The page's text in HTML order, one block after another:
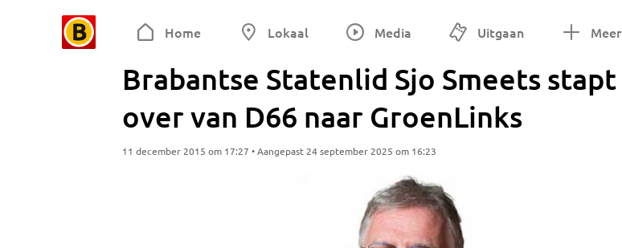
Home Lokaal Media Uitgaan Meer
Brabantse Statenlid Sjo Smeets stapt
over van D66 naar GroenLinks
11 december 2015 om 17:27 • Aangepast 24 september 2025 om 16:23